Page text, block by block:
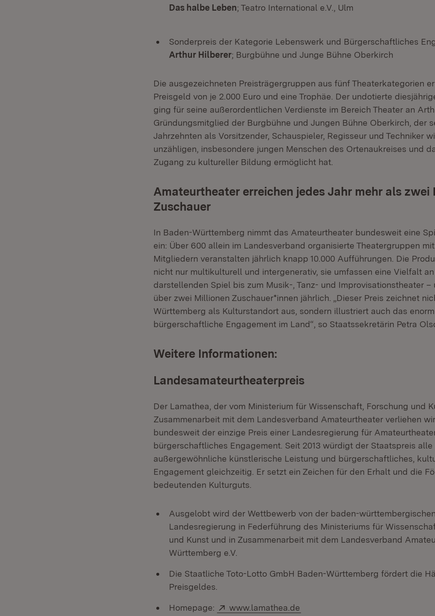
Das halbe Leben; Teatro International e.V., Ulm
Sonderpreis der Kategorie Lebenswerk und Bürgerschaftliches
Arthur Hilberer; Burgbühne und Junge Bühne Oberkirch
Die ausgezeichneten Preisträgergruppen aus fünf Theaterkategorien
Preisgeld von je 2.000 Euro und eine Trophäe. Der undotierte
ging für seine außerordentlichen Verdienste im Bereich Theater an
Gründungsmitglied der Burgbühne und Jungen Bühne Oberkirch, der
Jahrzehnten als Vorsitzender, Schauspieler, Regisseur und Techniker
unzähligen, insbesondere jungen Menschen des Ortenaukreises und
Zugang zu kultureller Bildung ermöglicht hat.
Amateurtheater erreichen jedes Jahr mehr als zwei
Zuschauer
In Baden-Württemberg nimmt das Amateurtheater bundesweit eine
ein: Über 600 allein im Landesverband organisierte Theatergruppen
Mitgliedern veranstalten jährlich knapp 10.000 Aufführungen. Die
nicht nur multikulturell und intergenerativ, sie umfassen eine Vielfalt
darstellenden Spiel bis zum Musik-, Tanz- und Improvisationstheater –
über zwei Millionen Zuschauer*innen jährlich. „Dieser Preis zeichnet
Württemberg als Kulturstandort aus, sondern illustriert auch das
bürgerschaftliche Engagement im Land“, so Staatssekretärin Petra
Weitere Informationen:
Landesamateurtheaterpreis
Der Lamathea, der vom Ministerium für Wissenschaft, Forschung und
Zusammenarbeit mit dem Landesverband Amateurtheater verliehen
bundesweit der einzige Preis einer Landesregierung für
bürgerschaftliches Engagement. Seit 2013 würdigt der Staatspreis alle
außergewöhnliche künstlerische Leistung und bürgerschaftliches,
Engagement gleichzeitig. Er setzt ein Zeichen für den Erhalt und die
bedeutenden Kulturguts.
Ausgelobt wird der Wettbewerb von der baden-
Landesregierung in Federführung des Ministeriums für
und Kunst und in Zusammenarbeit mit dem Landesverband
Württemberg e.V.
Die Staatliche Toto-Lotto GmbH Baden-Württemberg fördert die
Preisgeldes.
Homepage: Extern:
www.lamathea.de